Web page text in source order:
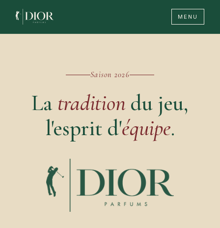
MENU
Saison 2026
La tradition du jeu,
l'esprit d'équipe.